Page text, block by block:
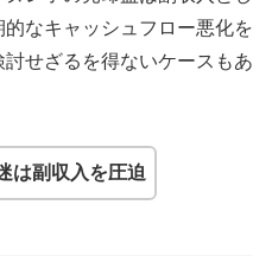
なキャッシュフロー悪化を
せざるを得ないケースもあ
は副収入を圧迫